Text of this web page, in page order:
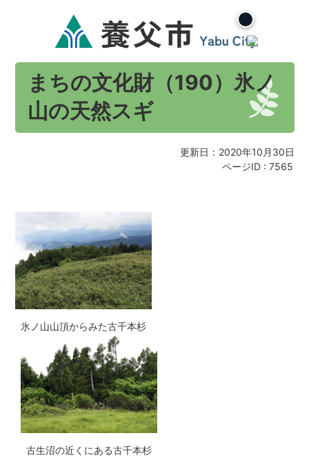
まちの文化財（190）氷ノ
山の天然スギ
更新日：2020年10月30日
ページID : 7565
氷ノ山山頂からみた古千本杉
古生沼の近くにある古千本杉